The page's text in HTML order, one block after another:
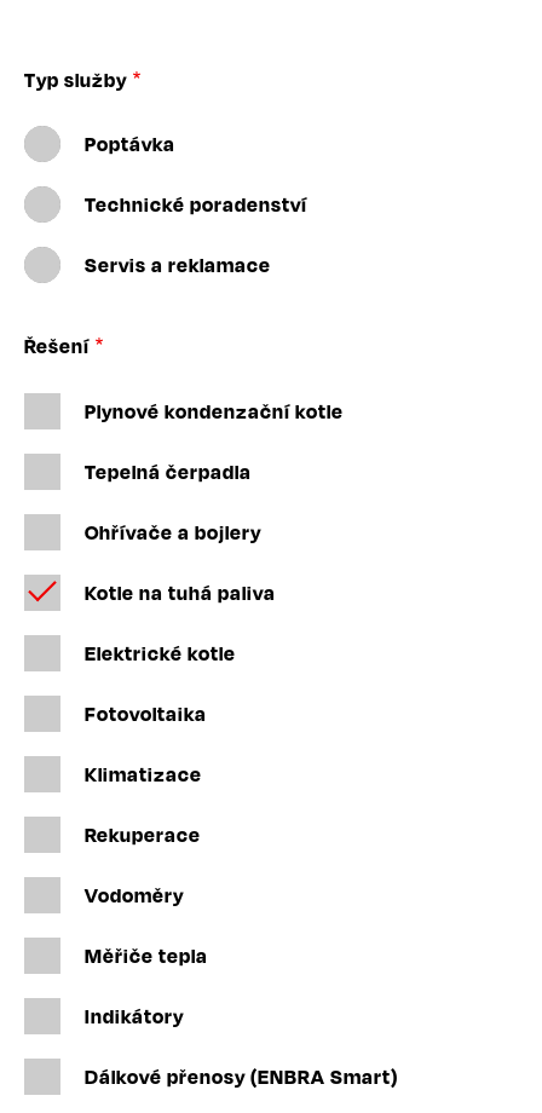
Typ služby
Poptávka
Technické poradenství
Servis a reklamace
Řešení
Plynové kondenzační kotle
Tepelná čerpadla
Ohřívače a bojlery
Kotle na tuhá paliva
Elektrické kotle
Fotovoltaika
Klimatizace
Rekuperace
Vodoměry
Měřiče tepla
Indikátory
Dálkové přenosy (ENBRA Smart)